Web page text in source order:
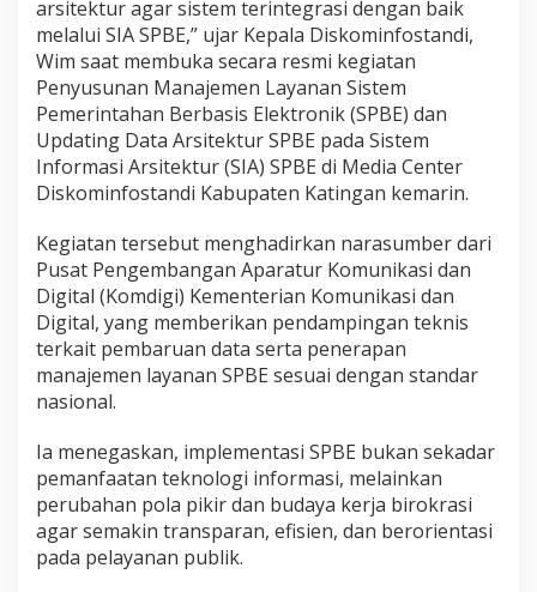
arsitektur agar sistem terintegrasi dengan baik
melalui SIA SPBE,” ujar Kepala Diskominfostandi,
Wim saat membuka secara resmi kegiatan
Penyusunan Manajemen Layanan Sistem
Pemerintahan Berbasis Elektronik (SPBE) dan
Updating Data Arsitektur SPBE pada Sistem
Informasi Arsitektur (SIA) SPBE di Media Center
Diskominfostandi Kabupaten Katingan kemarin.
Kegiatan tersebut menghadirkan narasumber dari
Pusat Pengembangan Aparatur Komunikasi dan
Digital (Komdigi) Kementerian Komunikasi dan
Digital, yang memberikan pendampingan teknis
terkait pembaruan data serta penerapan
manajemen layanan SPBE sesuai dengan standar
nasional.
Ia menegaskan, implementasi SPBE bukan sekadar
pemanfaatan teknologi informasi, melainkan
perubahan pola pikir dan budaya kerja birokrasi
agar semakin transparan, efisien, dan berorientasi
pada pelayanan publik.